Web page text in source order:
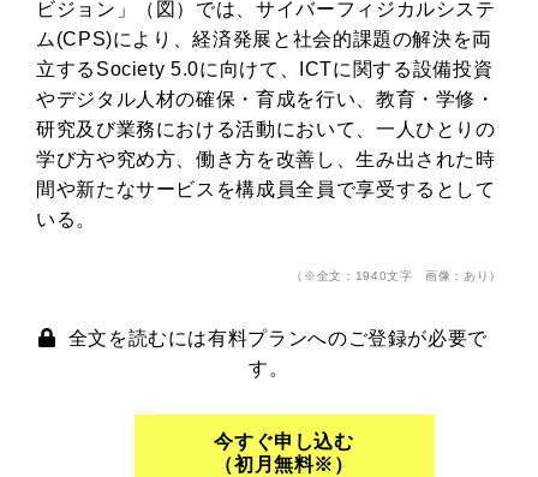
ビジョン」（図）では、サイバーフィジカルシステ
ム(CPS)により、経済発展と社会的課題の解決を両
立するSociety 5.0に向けて、ICTに関する設備投資
やデジタル人材の確保・育成を行い、教育・学修・
研究及び業務における活動において、一人ひとりの
学び方や究め方、働き方を改善し、生み出された時
間や新たなサービスを構成員全員で享受するとして
いる。
（※全文：1940文字 画像：あり）
全文を読むには有料プランへのご登録が必要で
す。
今すぐ申し込む
（初月無料※）